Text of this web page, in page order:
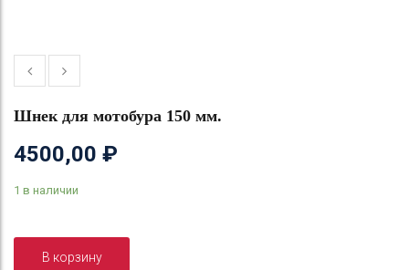
Шнек для мотобура 150 мм.
4500,00 ₽
1 в наличии
В корзину